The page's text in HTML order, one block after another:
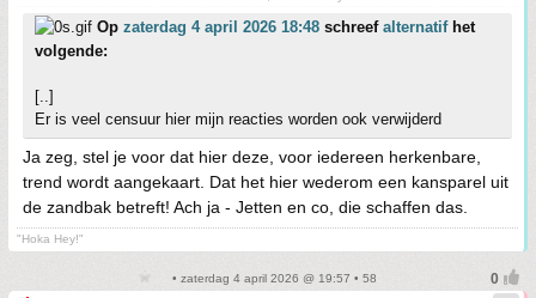
Op zaterdag 4 april 2026 18:48 schreef alternatifhet
volgende:
[..]
Er is veel censuur hier mijn reacties worden ook verwijderd
Ja zeg, stel je voor dat hier deze, voor iedereen herkenbare,
trend wordt aangekaart. Dat het hier wederom een kansparel uit
de zandbak betreft! Ach ja - Jetten en co, die schaffen das.
"Hoka Hey!"
• zaterdag 4 april 2026 @ 19:57 • 58